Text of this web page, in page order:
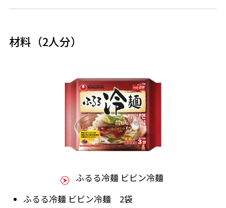
材料（2人分）
ふるる冷麺 ビビン冷麺
ふるる冷麺 ビビン冷麺 2袋